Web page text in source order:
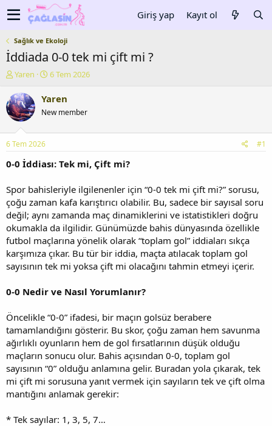
Giriş yap Kayıt ol
Sağlık ve Ekoloji
İddiada 0-0 tek mi çift mi ?
K
n
u
y
b
a
ş
t
a
n
Yaren
B
ş
a
ç
r
i
h
i
6 Tem 2026
Yaren
New member
6 Tem 2026 #1
0-0 İddiası: Tek mi, Çift mi?
Spor bahisleriyle ilgilenenler için “0-0 tek mi çift mi?” sorusu,
çoğu zaman kafa karıştırıcı olabilir. Bu, sadece bir sayısal soru
değil; aynı zamanda maç dinamiklerini ve istatistikleri doğru
okumakla da ilgilidir. Günümüzde bahis dünyasında özellikle
futbol maçlarına yönelik olarak “toplam gol” iddiaları sıkça
karşımıza çıkar. Bu tür bir iddia, maçta atılacak toplam gol
sayısının tek mi yoksa çift mi olacağını tahmin etmeyi içerir.
0-0 Nedir ve Nasıl Yorumlanır?
Öncelikle “0-0” ifadesi, bir maçın golsüz berabere
tamamlandığını gösterir. Bu skor, çoğu zaman hem savunma
ağırlıklı oyunların hem de gol fırsatlarının düşük olduğu
maçların sonucu olur. Bahis açısından 0-0, toplam gol
sayısının “0” olduğu anlamına gelir. Buradan yola çıkarak, tek
mi çift mi sorusuna yanıt vermek için sayıların tek ve çift olma
mantığını anlamak gerekir:
* Tek sayılar: 1, 3, 5, 7…